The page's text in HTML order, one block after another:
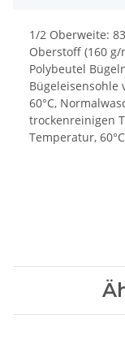
1/2 Oberweite:
Oberstoff (160 g/
Polybeutel
Bügeleisensohle
60°C,
trockenreinigen
Temperatur,